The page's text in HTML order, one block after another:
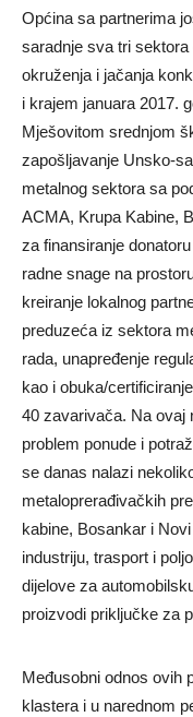
Općina sa partnerima
saradnje sva tri
okruženja i jačanja
i krajem januara 2017.
Mješovitom srednjom
zapošljavanje Unsko-
metalnog sektora sa
ACMA, Krupa Kabine,
za finansiranje
radne snage na
kreiranje lokalnog
preduzeća iz sektora
rada, unapređenje
kao i obuka/
40 zavarivača. Na ovaj
problem ponude i
se danas nalazi
metaloprerađivačkih
kabine, Bosankar i
industriju, trasport i
dijelove za
proizvodi priključke za
Međusobni odnos ovih
klastera i u narednom